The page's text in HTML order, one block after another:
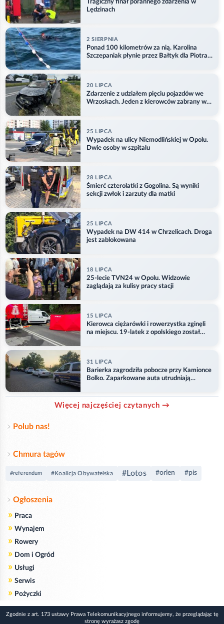
Tragiczny finał porannego zdarzenia w
Lędzinach
2 SIERPNIA
Ponad 100 kilometrów za nią. Karolina
Szczepaniak płynie przez Bałtyk dla Piotra.
20 LIPCA
Zdarzenie z udziałem pięciu pojazdów we
Wrzoskach. Jeden z kierowców zabrany w
25 LIPCA
Wypadek na ulicy Niemodlińskiej w Opolu.
Dwie osoby w szpitalu
28 LIPCA
Śmierć czterolatki z Gogolina. Są wyniki
sekcji zwłok i zarzuty dla matki
25 LIPCA
Wypadek na DW 414 w Chrzelicach. Droga
jest zablokowana
18 LIPCA
25-lecie TVN24 w Opolu. Widzowie
zaglądają za kulisy pracy stacji
15 LIPCA
Kierowca ciężarówki i rowerzystka zginęli
na miejscu. 19-latek z opolskiego został
31 LIPCA
Barierka zagrodziła pobocze przy Kamionce
Bolko. Zaparkowane auta utrudniają
Więcej najczęściej czytanych →
Polub nas!
Chmura tagów
#referendum #Koalicja Obywatelska #Lotos #orlen #pis
Ogłoszenia
» Praca
» Wynajem
» Rowery
» Dom i Ogród
» Usługi
» Serwis
» Pożyczki
Zgodnie z art. 173 ustawy Prawa Telekomunikacyjnego informujemy, że przeglądając tę
stronę wyrażasz zgodę